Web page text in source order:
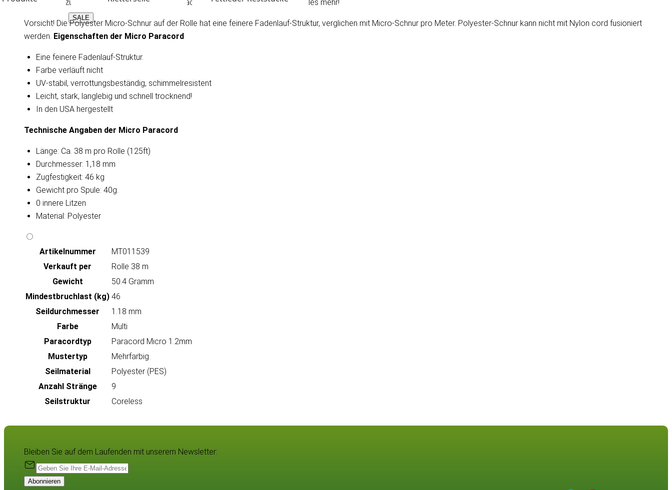
SALE
Makramee, zum Binden auf Griffe, für Fallen, Drachen, Angelschnüre, Köder und vieles mehr!
Vorsicht! Die Polyester Micro-Schnur auf der Rolle hat eine feinere Fadenlauf-Struktur, verglichen mit Micro-Schnur pro Meter. Polyester-Schnur kann nicht mit Nylon cord fusioniert
werden. Eigenschaften der Micro Paracord
Eine feinere Fadenlauf-Struktur.
Farbe verläuft nicht
UV-stabil, verrottungsbeständig, schimmelresistent
Leicht, stark, langlebig und schnell trocknend!
In den USA hergestellt
Technische Angaben der Micro Paracord
Länge: Ca. 38 m pro Rolle (125ft)
Durchmesser: 1,18 mm
Zugfestigkeit: 46 kg
Gewicht pro Spule: 40g.
0 innere Litzen
Material: Polyester
Artikeln‌ummer
MT011539
Verkauft per
Rolle 38 m
Gewicht
50.4 Gramm
Mindestbruchlast (kg) 46
Seildurchmesser
1.18 mm
Farbe
Multi
Paracordtyp
Paracord Micro 1.2mm
Mustertyp
Mehrfarbig
Seilmaterial
Polyester (PES)
Anzahl Stränge
9
Seilstruktur
Coreless
Bleiben Sie auf dem Laufenden mit unserem Newsletter:
Abonnieren